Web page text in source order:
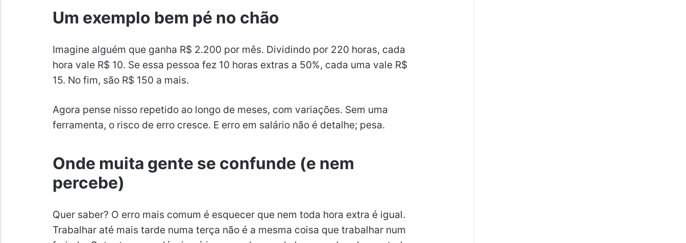
Um exemplo bem pé no chão
Imagine alguém que ganha R$ 2.200 por mês. Dividindo por 220 horas, cada
hora vale R$ 10. Se essa pessoa fez 10 horas extras a 50%, cada uma vale R$
15. No fim, são R$ 150 a mais.
Agora pense nisso repetido ao longo de meses, com variações. Sem uma
ferramenta, o risco de erro cresce. E erro em salário não é detalhe; pesa.
Onde muita gente se confunde (e nem
percebe)
Quer saber? O erro mais comum é esquecer que nem toda hora extra é igual.
Trabalhar até mais tarde numa terça não é a mesma coisa que trabalhar num